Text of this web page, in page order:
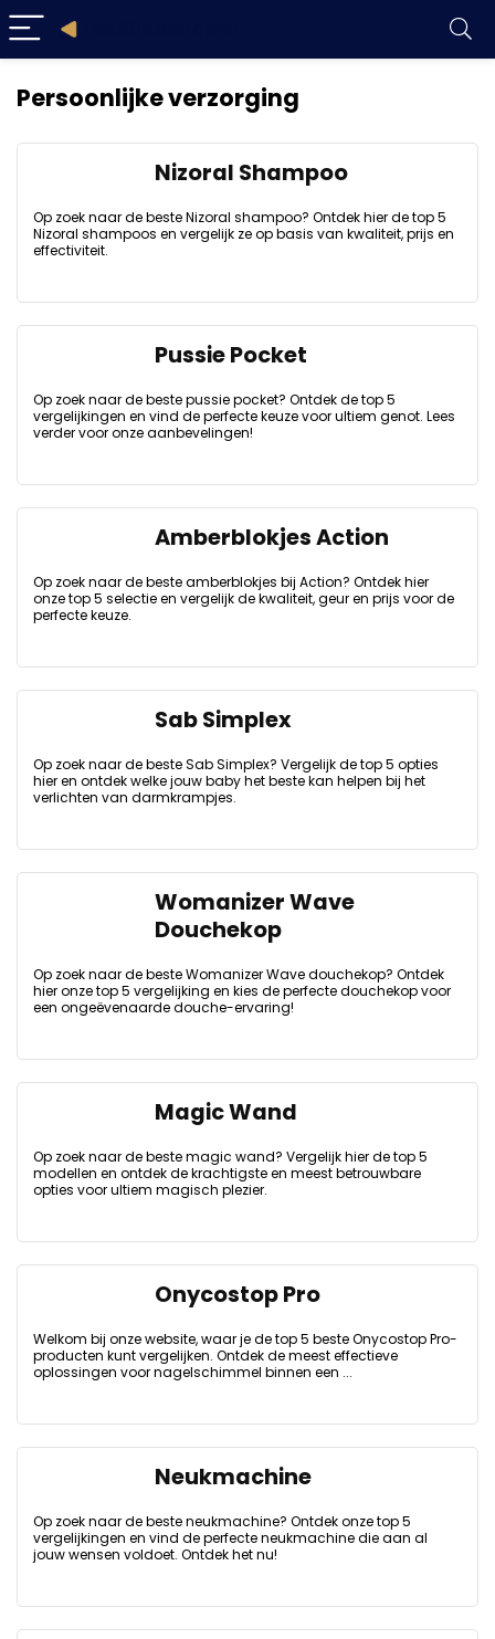
Persoonlijke verzorging
Nizoral Shampoo
Op zoek naar de beste Nizoral shampoo? Ontdek hier de top 5
Nizoral shampoos en vergelijk ze op basis van kwaliteit, prijs en
effectiviteit.
Pussie Pocket
Op zoek naar de beste pussie pocket? Ontdek de top 5
vergelijkingen en vind de perfecte keuze voor ultiem genot. Lees
verder voor onze aanbevelingen!
Amberblokjes Action
Op zoek naar de beste amberblokjes bij Action? Ontdek hier
onze top 5 selectie en vergelijk de kwaliteit, geur en prijs voor de
perfecte keuze.
Sab Simplex
Op zoek naar de beste Sab Simplex? Vergelijk de top 5 opties
hier en ontdek welke jouw baby het beste kan helpen bij het
verlichten van darmkrampjes.
Womanizer Wave
Douchekop
Op zoek naar de beste Womanizer Wave douchekop? Ontdek
hier onze top 5 vergelijking en kies de perfecte douchekop voor
een ongeëvenaarde douche-ervaring!
Magic Wand
Op zoek naar de beste magic wand? Vergelijk hier de top 5
modellen en ontdek de krachtigste en meest betrouwbare
opties voor ultiem magisch plezier.
Onycostop Pro
Welkom bij onze website, waar je de top 5 beste Onycostop Pro-
producten kunt vergelijken. Ontdek de meest effectieve
oplossingen voor nagelschimmel binnen een ...
Neukmachine
Op zoek naar de beste neukmachine? Ontdek onze top 5
vergelijkingen en vind de perfecte neukmachine die aan al
jouw wensen voldoet. Ontdek het nu!